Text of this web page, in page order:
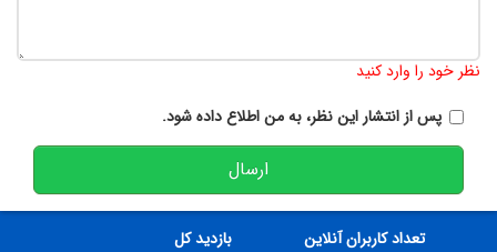
نظر خود را وارد کنید
پس از انتشار این نظر، به من اطلاع داده شود.
ارسال
تعداد کاربران آنلاین
بازدید کل